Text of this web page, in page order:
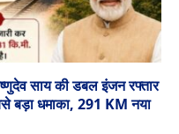
साय की डबल इंजन रफ्तार
बड़ा धमाका, 291 KM नया